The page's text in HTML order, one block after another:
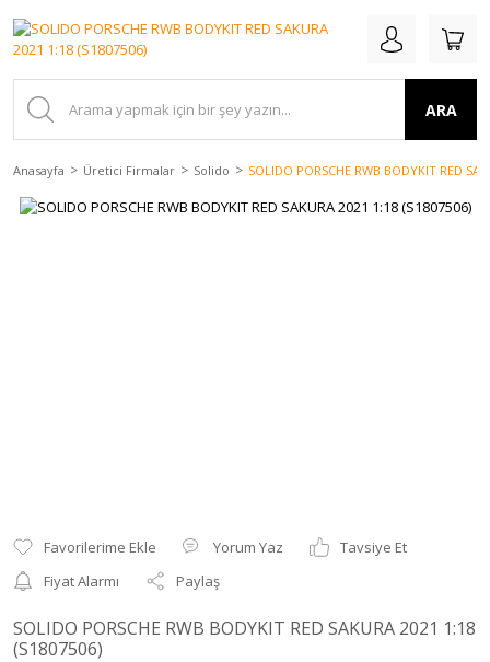
ARA
Anasayfa Üretici Firmalar Solido SOLIDO PORSCHE RWB BODYKIT RED
Yorum Yaz
Tavsiye Et
Fiyat Alarmı
Paylaş
SOLIDO PORSCHE RWB BODYKIT RED SAKURA 2021 1:18
(S1807506)